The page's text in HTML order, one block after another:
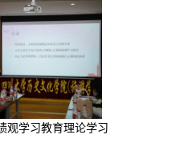
观学习教育理论学习